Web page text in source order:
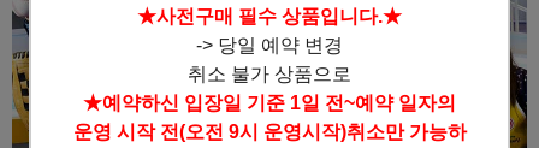
★사전구매 필수 상품입니다.★
-> 당일 예약 변경
취소 불가 상품으로
★예약하신 입장일 기준 1일 전~예약 일자의
운영 시작 전(오전 9시 운영시작)취소만 가능하